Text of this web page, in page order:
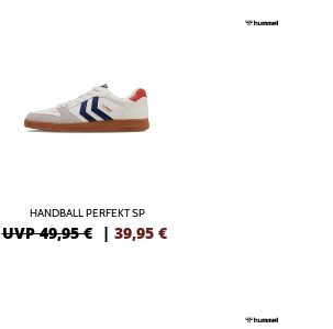
HANDBALL PERFEKT SP
UVP 49,95 € | 39,95 €